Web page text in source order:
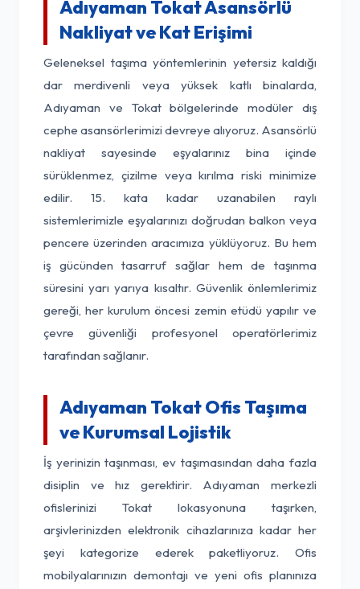
Adıyaman Tokat Asansörlü
Nakliyat ve Kat Erişimi
Geleneksel taşıma yöntemlerinin yetersiz kaldığı
dar merdivenli veya yüksek katlı binalarda,
Adıyaman ve Tokat bölgelerinde modüler dış
cephe asansörlerimizi devreye alıyoruz. Asansörlü
nakliyat sayesinde eşyalarınız bina içinde
sürüklenmez, çizilme veya kırılma riski minimize
edilir. 15. kata kadar uzanabilen raylı
sistemlerimizle eşyalarınızı doğrudan balkon veya
pencere üzerinden aracımıza yüklüyoruz. Bu hem
iş gücünden tasarruf sağlar hem de taşınma
süresini yarı yarıya kısaltır. Güvenlik önlemlerimiz
gereği, her kurulum öncesi zemin etüdü yapılır ve
çevre güvenliği profesyonel operatörlerimiz
tarafından sağlanır.
Adıyaman Tokat Ofis Taşıma
ve Kurumsal Lojistik
İş yerinizin taşınması, ev taşımasından daha fazla
disiplin ve hız gerektirir. Adıyaman merkezli
ofislerinizi Tokat lokasyonuna taşırken,
arşivlerinizden elektronik cihazlarınıza kadar her
şeyi kategorize ederek paketliyoruz. Ofis
mobilyalarınızın demontajı ve yeni ofis planınıza